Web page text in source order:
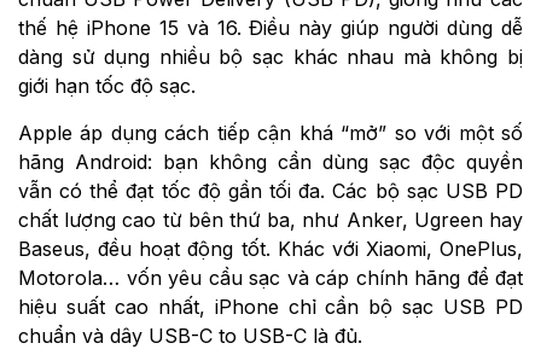
thế hệ iPhone 15 và 16. Điều này giúp người dùng dễ
dàng sử dụng nhiều bộ sạc khác nhau mà không bị
giới hạn tốc độ sạc.
Apple áp dụng cách tiếp cận khá “mở” so với một số
hãng Android: bạn không cần dùng sạc độc quyền
vẫn có thể đạt tốc độ gần tối đa. Các bộ sạc USB PD
chất lượng cao từ bên thứ ba, như Anker, Ugreen hay
Baseus, đều hoạt động tốt. Khác với Xiaomi, OnePlus,
Motorola… vốn yêu cầu sạc và cáp chính hãng để đạt
hiệu suất cao nhất, iPhone chỉ cần bộ sạc USB PD
chuẩn và dây USB-C to USB-C là đủ.